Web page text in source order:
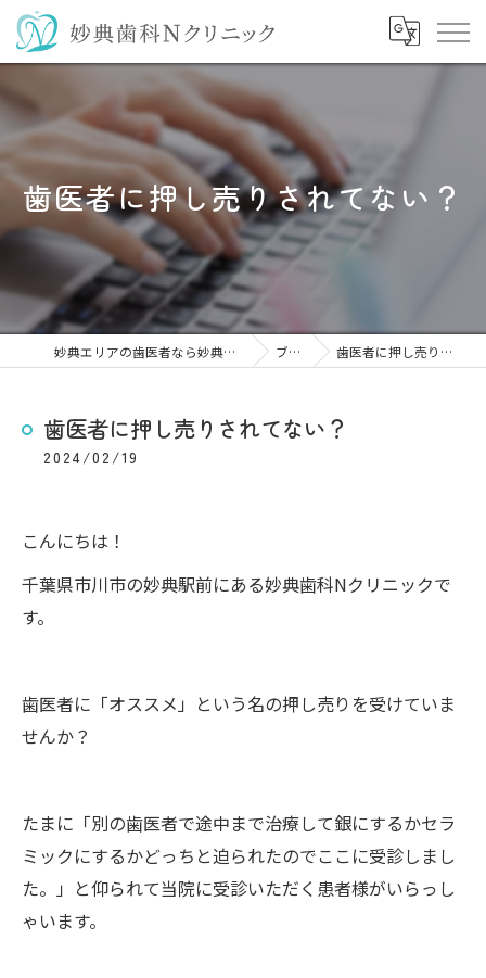
歯医者に押し売りされてない？
妙典エリアの歯医者なら妙典歯科Nクリニック ブログ 歯医者に押し売りされてない？
歯医者に押し売りされてない？
2024/02/19
こんにちは！
千葉県市川市の妙典駅前にある妙典歯科Nクリニックで
す。
歯医者に「オススメ」という名の押し売りを受けていま
せんか？
たまに「別の歯医者で途中まで治療して銀にするかセラ
ミックにするかどっちと迫られたのでここに受診しまし
た。」と仰られて当院に受診いただく患者様がいらっし
ゃいます。